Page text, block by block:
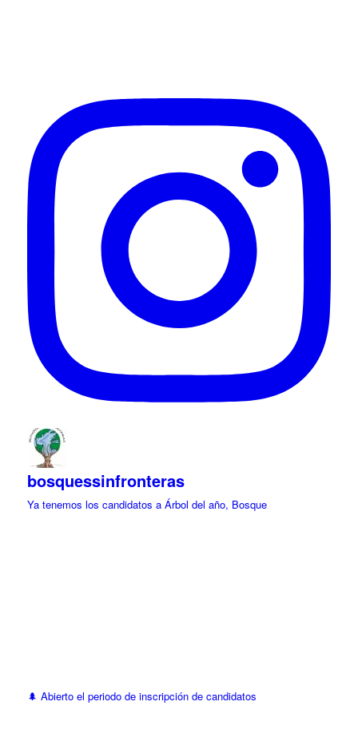
bosquessinfronteras
Ya tenemos los candidatos a Árbol del año, Bosque
🌲 Abierto el periodo de inscripción de candidatos